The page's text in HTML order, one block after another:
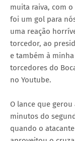
muita raiva, com
foi um gol para
uma reação
torcedor, ao
e também à
torcedores do
no Youtube.
O lance que
minutos do
quando o